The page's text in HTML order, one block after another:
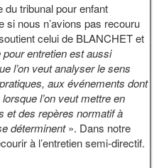
du tribunal pour enfant
si nous n’avions pas recouru
celui de BLANCHET et
pour entretien est aussi
l’on veut analyser le sens
aux événements dont
l’on veut mettre en
et des repères normatif à
déterminent». Dans notre
à l’entretien semi-directif.